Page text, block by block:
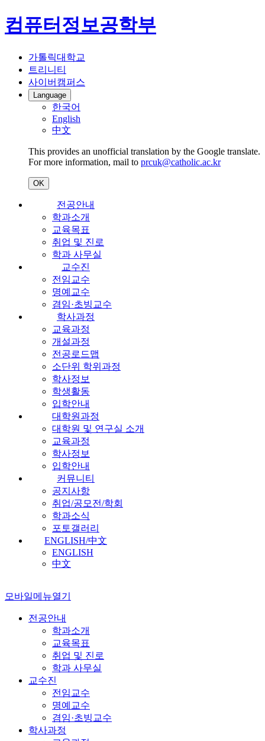
컴퓨터정보공학부
가톨릭대학교
트리니티
사이버캠퍼스
Language
한국어
English
中文
This provides an unofficial translation by the Google translate.
For more information, mail to prcuk@catholic.ac.kr
OK
전공안내
학과소개
교육목표
취업 및 진로
학과 사무실
교수진
전임교수
명예교수
겸임·초빙교수
학사과정
교육과정
개설과정
전공로드맵
소단위 학위과정
학사정보
학생활동
입학안내
대학원과정
대학원 및 연구실 소개
교육과정
학사정보
입학안내
커뮤니티
공지사항
취업/공모전/학회
학과소식
포토갤러리
ENGLISH/中文
ENGLISH
中文
모바일메뉴열기
전공안내
학과소개
교육목표
취업 및 진로
학과 사무실
교수진
전임교수
명예교수
겸임·초빙교수
학사과정